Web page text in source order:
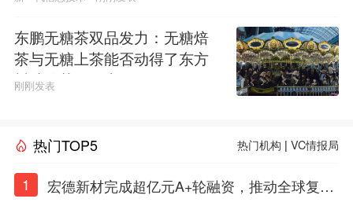
东鹏无糖茶双品发力：无糖焙
茶与无糖上茶能否动得了东方
树叶的茶饮江山
刚刚发表
热门TOP5 热门机构 |VC情报局
1
宏德新材完成超亿元A+轮融资，推动全球复合